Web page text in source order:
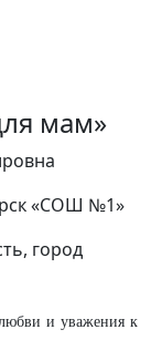
мам»
«СОШ №1»
город
и уважения к